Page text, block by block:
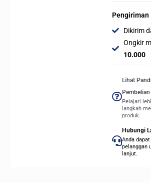
quantity
Pengiriman
Dikirim
Ongkir
10.000
Lihat
Pembelian
Pelajari
langkah
produk.
Hubungi
Anda
pelanggan
lanjut.